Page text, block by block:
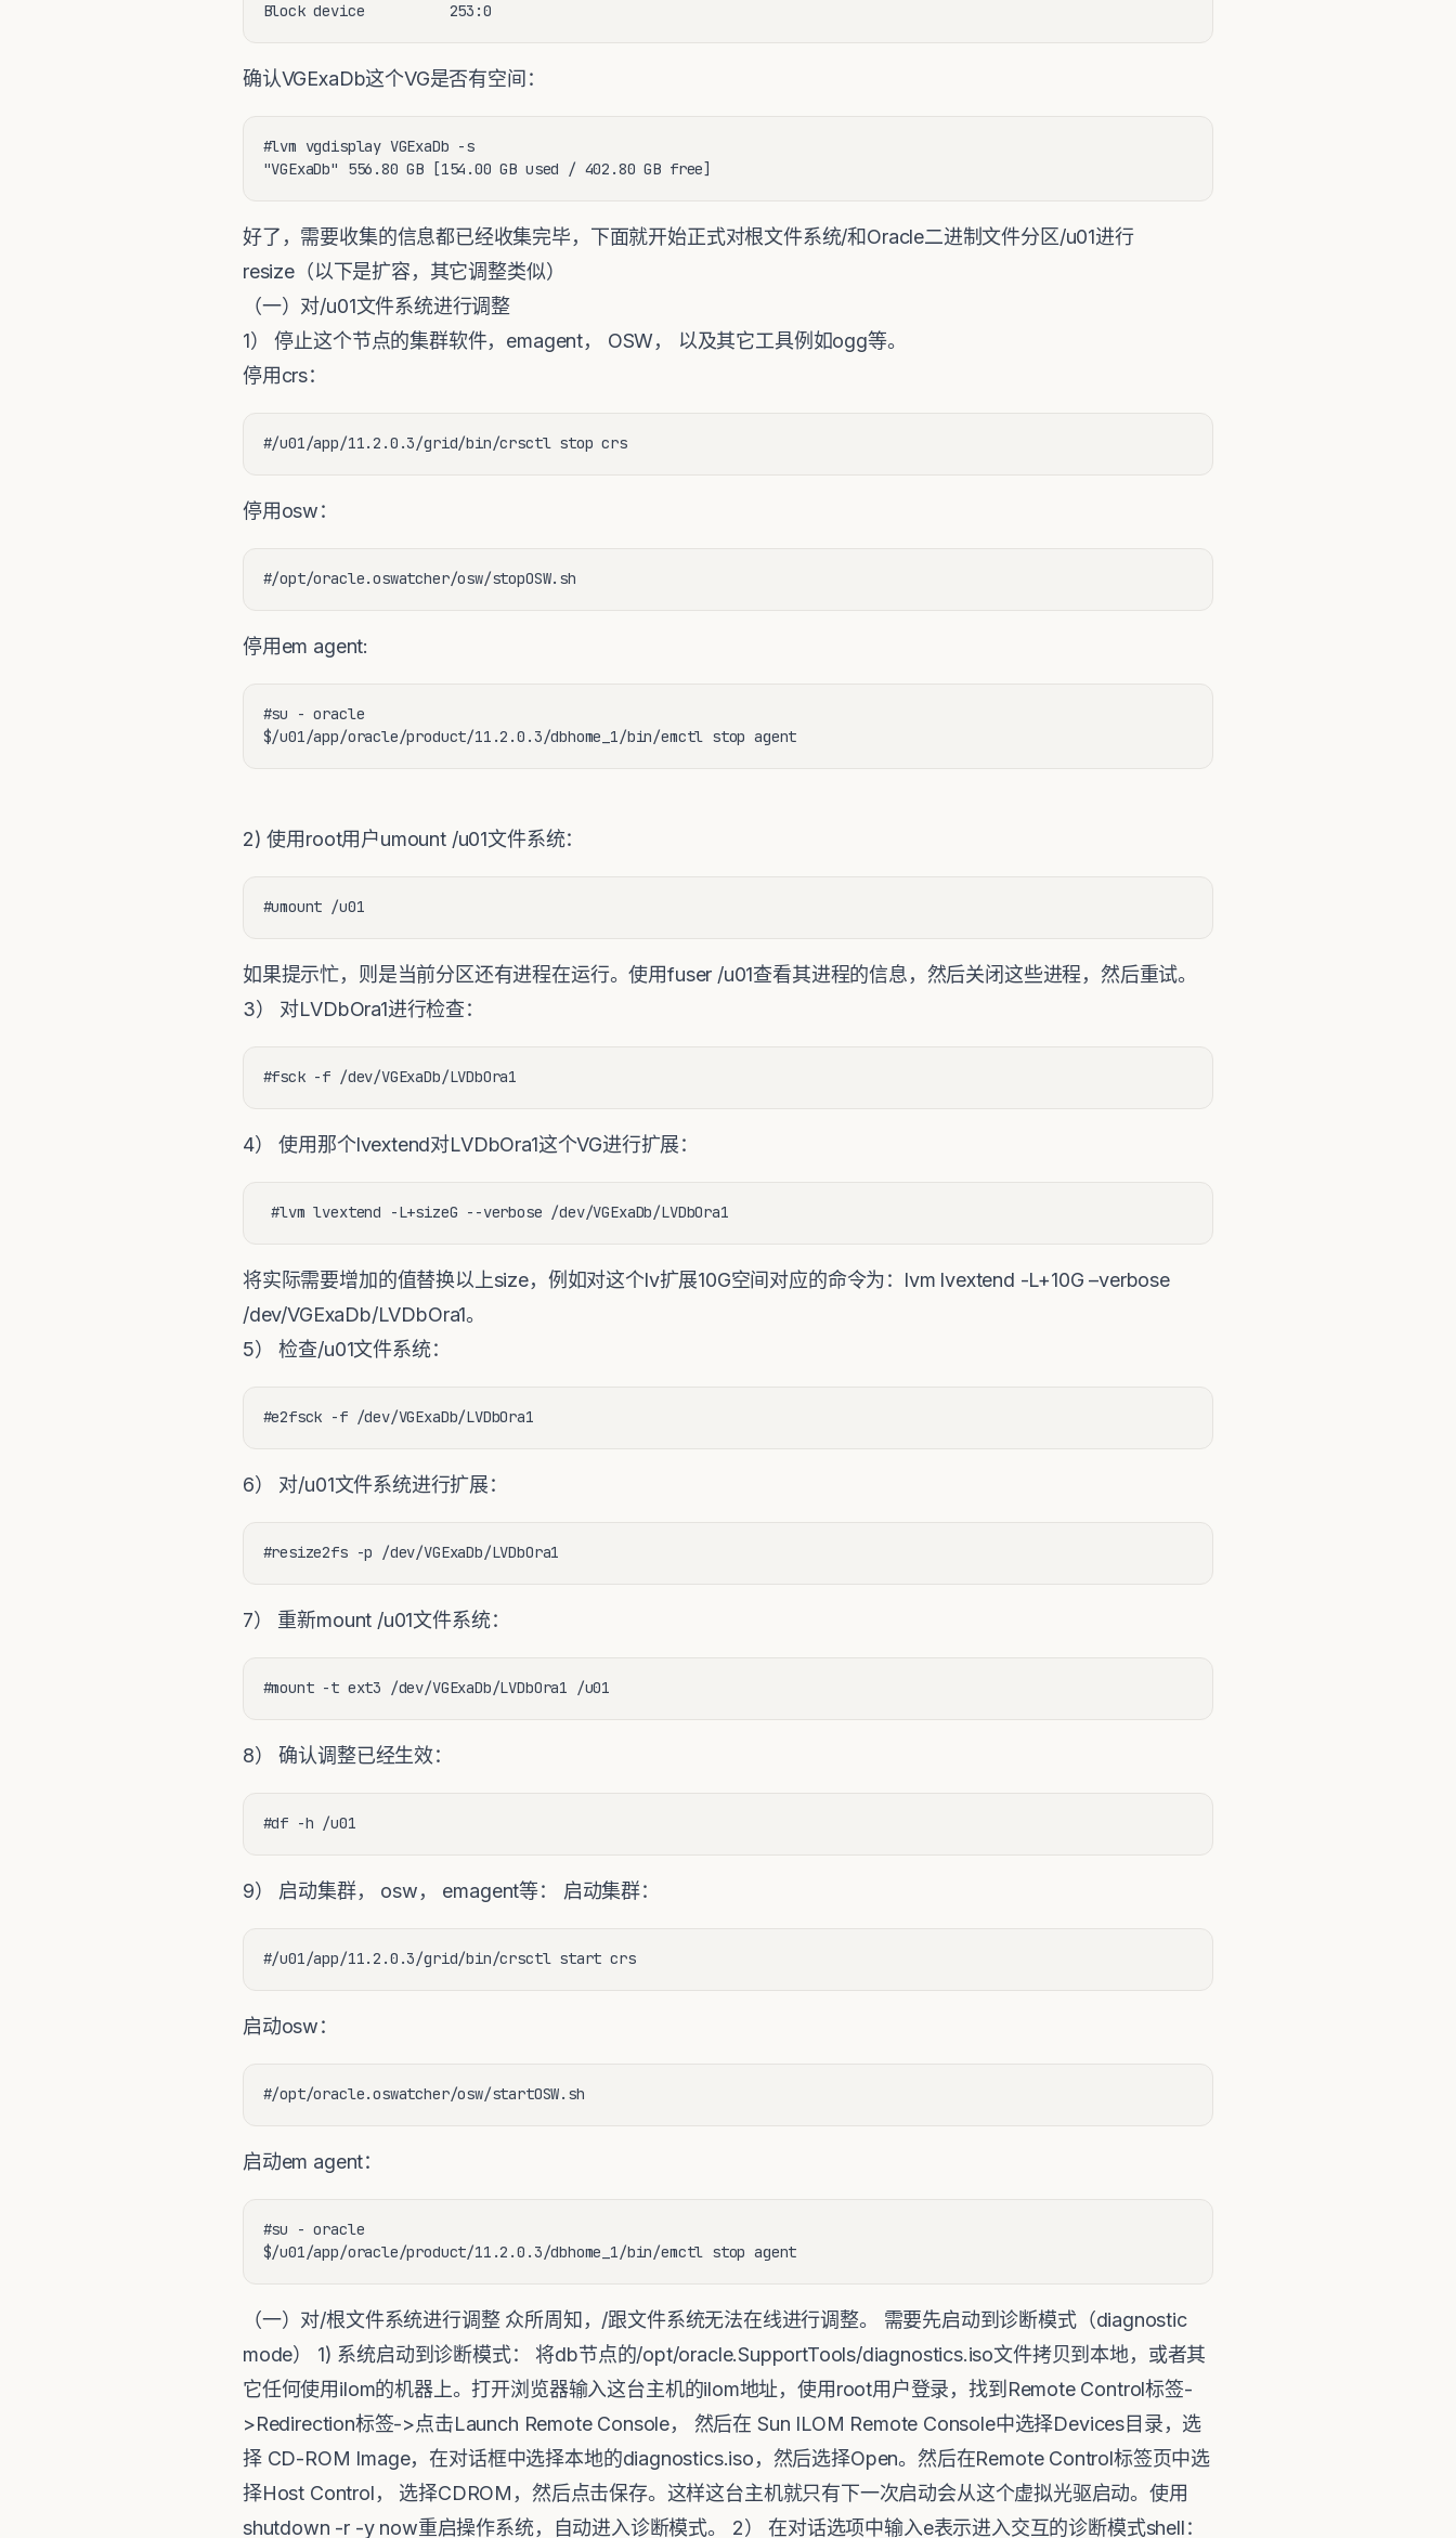
Block device          253:0
确认VGExaDb这个VG是否有空间：
#lvm vgdisplay VGExaDb -s
"VGExaDb" 556.80 GB [154.00 GB used / 402.80 GB free]
好了，需要收集的信息都已经收集完毕，下面就开始正式对根文件系统/和Oracle二进制文件分区/u01进行
resize（以下是扩容，其它调整类似）
（一）对/u01文件系统进行调整
1） 停止这个节点的集群软件，emagent， OSW， 以及其它工具例如ogg等。
停用crs：
#/u01/app/11.2.0.3/grid/bin/crsctl stop crs
停用osw：
#/opt/oracle.oswatcher/osw/stopOSW.sh
停用em agent:
#su - oracle
$/u01/app/oracle/product/11.2.0.3/dbhome_1/bin/emctl stop agent
2) 使用root用户umount /u01文件系统：
#umount /u01
如果提示忙，则是当前分区还有进程在运行。使用fuser /u01查看其进程的信息，然后关闭这些进程，然后重试。
3） 对LVDbOra1进行检查：
#fsck -f /dev/VGExaDb/LVDbOra1
4） 使用那个lvextend对LVDbOra1这个VG进行扩展：
#lvm lvextend -L+sizeG --verbose /dev/VGExaDb/LVDbOra1
将实际需要增加的值替换以上size，例如对这个lv扩展10G空间对应的命令为：lvm lvextend -L+10G –verbose
/dev/VGExaDb/LVDbOra1。
5） 检查/u01文件系统：
#e2fsck -f /dev/VGExaDb/LVDbOra1
6） 对/u01文件系统进行扩展：
#resize2fs -p /dev/VGExaDb/LVDbOra1
7） 重新mount /u01文件系统：
#mount -t ext3 /dev/VGExaDb/LVDbOra1 /u01
8） 确认调整已经生效：
#df -h /u01
9） 启动集群， osw， emagent等： 启动集群：
#/u01/app/11.2.0.3/grid/bin/crsctl start crs
启动osw：
#/opt/oracle.oswatcher/osw/startOSW.sh
启动em agent：
#su - oracle
$/u01/app/oracle/product/11.2.0.3/dbhome_1/bin/emctl stop agent
（一）对/根文件系统进行调整 众所周知，/跟文件系统无法在线进行调整。 需要先启动到诊断模式（diagnostic
mode） 1) 系统启动到诊断模式： 将db节点的/opt/oracle.SupportTools/diagnostics.iso文件拷贝到本地，或者其
它任何使用ilom的机器上。打开浏览器输入这台主机的ilom地址，使用root用户登录，找到Remote Control标签-
>Redirection标签->点击Launch Remote Console， 然后在 Sun ILOM Remote Console中选择Devices目录，选
择 CD-ROM Image，在对话框中选择本地的diagnostics.iso，然后选择Open。然后在Remote Control标签页中选
择Host Control， 选择CDROM，然后点击保存。这样这台主机就只有下一次启动会从这个虚拟光驱启动。使用
shutdown -r -y now重启操作系统，自动进入诊断模式。 2） 在对话选项中输入e表示进入交互的诊断模式shell：